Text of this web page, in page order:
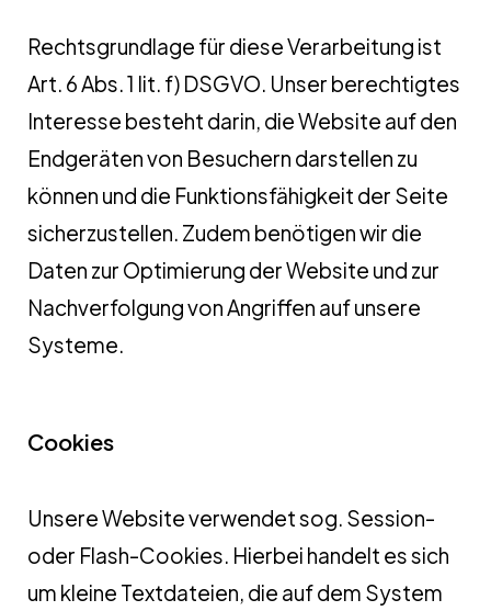
Rechtsgrundlage für diese Verarbeitung ist
Art. 6 Abs. 1 lit. f) DSGVO. Unser berechtigtes
Interesse besteht darin, die Website auf den
Endgeräten von Besuchern darstellen zu
können und die Funktionsfähigkeit der Seite
sicherzustellen. Zudem benötigen wir die
Daten zur Optimierung der Website und zur
Nachverfolgung von Angriffen auf unsere
Systeme.
Cookies
Unsere Website verwendet sog. Session-
oder Flash-Cookies. Hierbei handelt es sich
um kleine Textdateien, die auf dem System